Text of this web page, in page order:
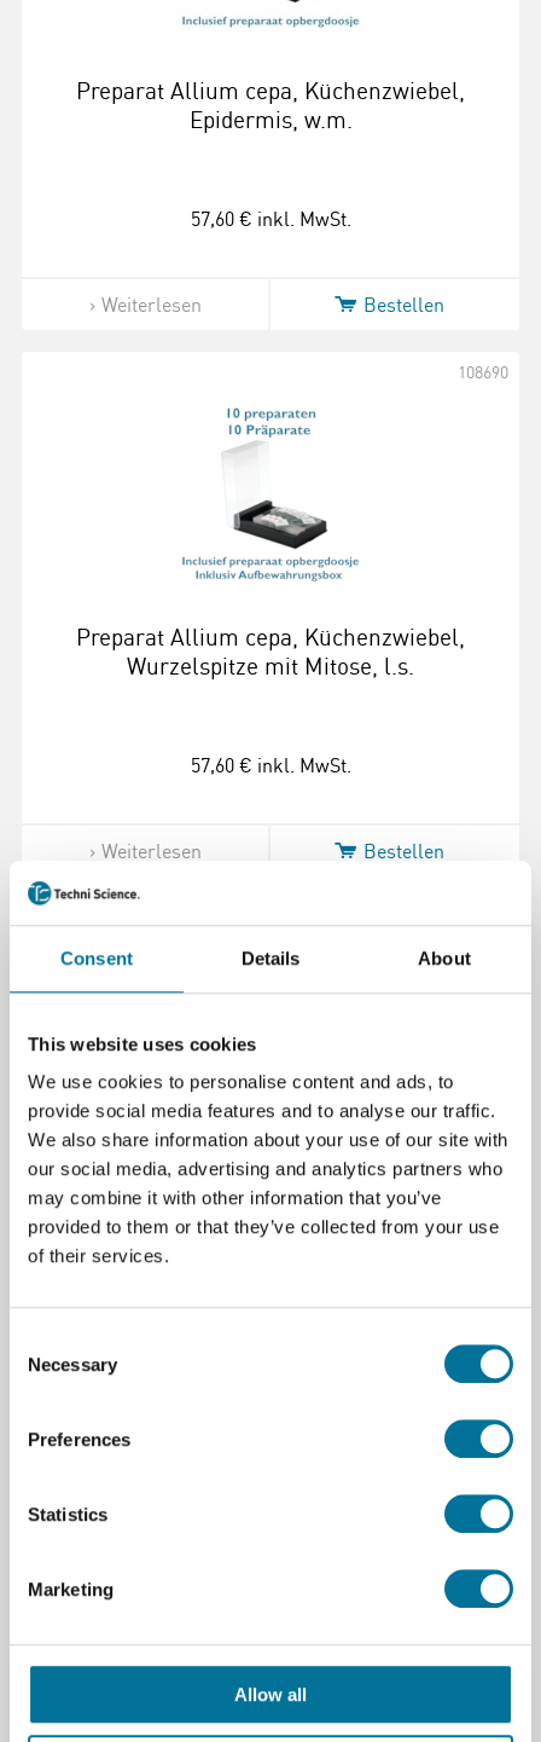
Consent Details About
This website uses cookies
We use cookies to personalise content and ads, to
provide social media features and to analyse our traffic.
We also share information about your use of our site with
our social media, advertising and analytics partners who
may combine it with other information that you’ve
provided to them or that they’ve collected from your use
of their services.
Selection
Necessary
Preferences
Statistics
Marketing
Allow all
Preparat Allium cepa, Küchenzwiebel,
Epidermis, w.m.
57,60 € inkl. MwSt.
Weiterlesen Bestellen
Preparat Allium cepa, Küchenzwiebel,
Wurzelspitze mit Mitose, l.s.
108690
57,60 € inkl. MwSt.
Weiterlesen Bestellen
Preparat Ranunculus, Hahnenfuss, Wurzel,
c.s.
57,60 € inkl. MwSt.
Preparat Helianthus, Sonnenblume, ältere
108693